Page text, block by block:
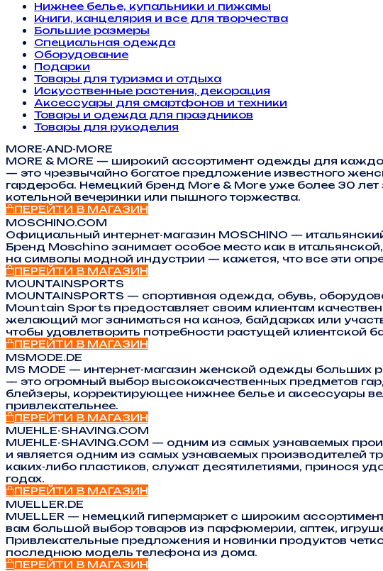
Нижнее белье, купальники и пижамы
Книги, канцелярия и все для творчества
Большие размеры
Специальная одежда
Оборудование
Подарки
Товары для туризма и отдыха
Искусственные растения, декорация
Аксессуары для смартфонов и техники
Товары и одежда для праздников
Товары для рукоделия
MORE-AND-MORE
MORE & MORE — широкий ассортимент одежды для
— это чрезвычайно богатое предложение известного
гардероба. Немецкий бренд More & More уже более 30
котельной вечеринки или пышного торжества.
ПЕРЕЙТИ В МАГАЗИН
MOSCHINO.COM
Официальный интернет-магазин MOSCHINO —
Бренд Moschino занимает особое место как в
на символы модной индустрии — кажется, что все эти
ПЕРЕЙТИ В МАГАЗИН
MOUNTAINSPORTS
MOUNTAINSPORTS — спортивная одежда, обувь,
Mountain Sports предоставляет своим клиентам
желающий мог заниматься на каноэ, байдарках или
чтобы удовлетворить потребности растущей клиентской
ПЕРЕЙТИ В МАГАЗИН
MSMODE.DE
MS MODE — интернет-магазин женской одежды больших
— это огромный выбор высококачественных предметов
блейзеры, корректирующее нижнее белье и аксессуары
привлекательнее.
ПЕРЕЙТИ В МАГАЗИН
MUEHLE-SHAVING.COM
MUEHLE-SHAVING.COM — одним из самых узнаваемых
и является одним из самых узнаваемых производителей
каких-либо пластиков, служат десятилетиями, принося
годах.
ПЕРЕЙТИ В МАГАЗИН
MUELLER.DE
MUELLER — немецкий гипермаркет с широким
вам большой выбор товаров из парфюмерии, аптек,
Привлекательные предложения и новинки продуктов
последнюю модель телефона из дома.
ПЕРЕЙТИ В МАГАЗИН